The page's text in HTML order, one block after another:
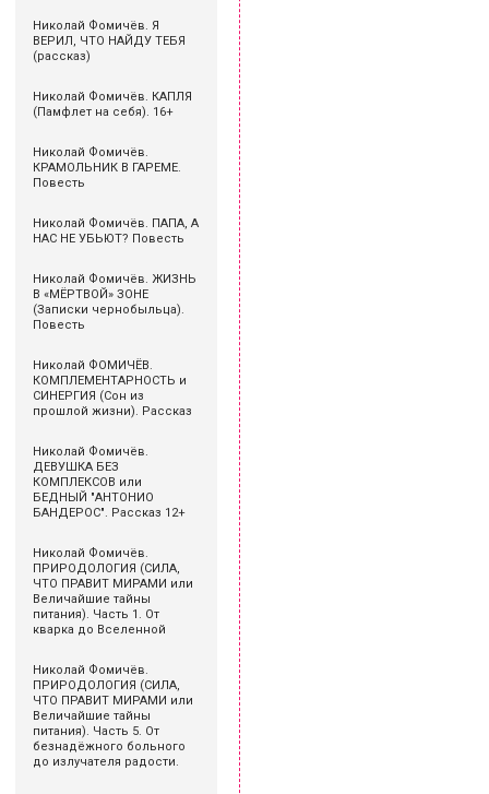
Николай Фомичёв. Я
ВЕРИЛ, ЧТО НАЙДУ ТЕБЯ
(рассказ)
Николай Фомичёв. КАПЛЯ
(Памфлет на себя). 16+
Николай Фомичёв.
КРАМОЛЬНИК В ГАРЕМЕ.
Повесть
Николай Фомичёв. ПАПА, А
НАС НЕ УБЬЮТ? Повесть
Николай Фомичёв. ЖИЗНЬ
В «МЁРТВОЙ» ЗОНЕ
(Записки чернобыльца).
Повесть
Николай ФОМИЧЁВ.
КОМПЛЕМЕНТАРНОСТЬ и
СИНЕРГИЯ (Сон из
прошлой жизни). Рассказ
Николай Фомичёв.
ДЕВУШКА БЕЗ
КОМПЛЕКСОВ или
БЕДНЫЙ "АНТОНИО
БАНДЕРОС". Рассказ 12+
Николай Фомичёв.
ПРИРОДОЛОГИЯ (СИЛА,
ЧТО ПРАВИТ МИРАМИ или
Величайшие тайны
питания). Часть 1. От
кварка до Вселенной
Николай Фомичёв.
ПРИРОДОЛОГИЯ (СИЛА,
ЧТО ПРАВИТ МИРАМИ или
Величайшие тайны
питания). Часть 5. От
безнадёжного больного
до излучателя радости.